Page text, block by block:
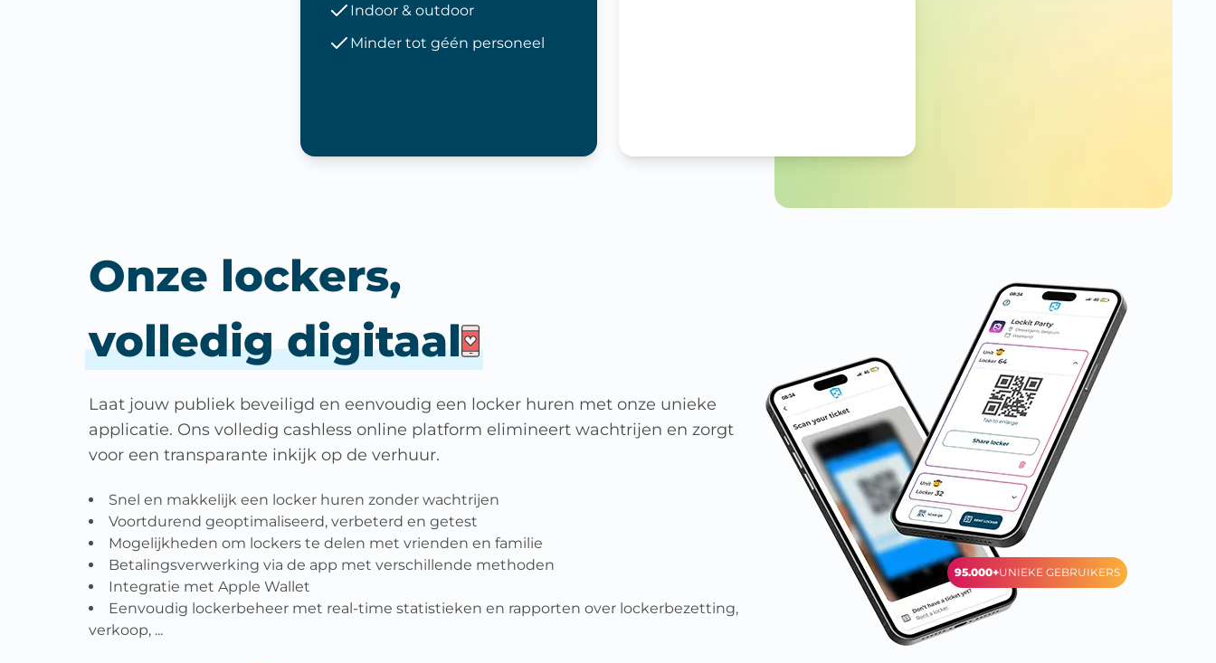
Indoor & outdoor
Minder tot géén personeel
Onze lockers,
volledig digitaal
Laat jouw publiek beveiligd en eenvoudig een locker huren met onze unieke
applicatie. Ons volledig cashless online platform elimineert wachtrijen en zorgt
voor een transparante inkijk op de verhuur.
Snel en makkelijk een locker huren zonder wachtrijen
Voortdurend geoptimaliseerd, verbeterd en getest
Mogelijkheden om lockers te delen met vrienden en familie
Betalingsverwerking via de app met verschillende methoden
Integratie met Apple Wallet
Eenvoudig lockerbeheer met real-time statistieken en rapporten over lockerbezetting,
verkoop, ...
95.000+UNIEKE GEBRUIKERS